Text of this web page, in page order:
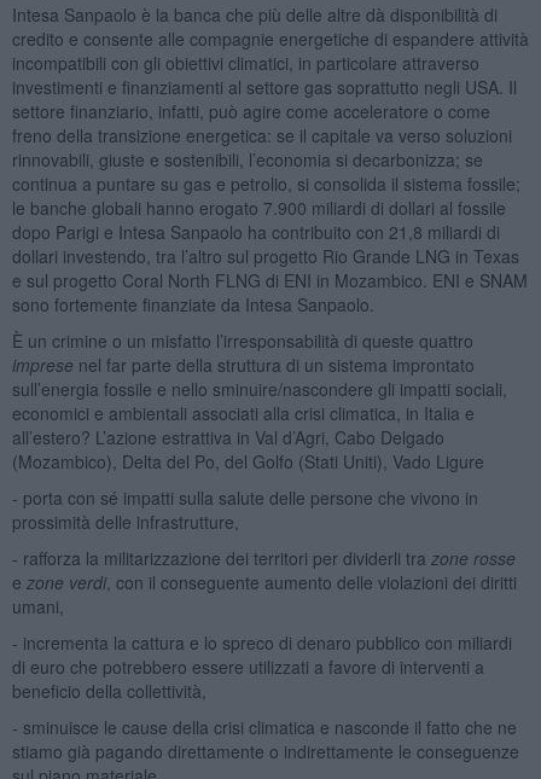
Intesa Sanpaolo è la banca che più delle altre dà disponibilità di
credito e consente alle compagnie energetiche di espandere attività
incompatibili con gli obiettivi climatici, in particolare attraverso
investimenti e finanziamenti al settore gas soprattutto negli USA. Il
settore finanziario, infatti, può agire come acceleratore o come
freno della transizione energetica: se il capitale va verso soluzioni
rinnovabili, giuste e sostenibili, l’economia si decarbonizza; se
continua a puntare su gas e petrolio, si consolida il sistema fossile;
le banche globali hanno erogato 7.900 miliardi di dollari al fossile
dopo Parigi e Intesa Sanpaolo ha contribuito con 21,8 miliardi di
dollari investendo, tra l’altro sul progetto Rio Grande LNG in Texas
e sul progetto Coral North FLNG di ENI in Mozambico. ENI e SNAM
sono fortemente finanziate da Intesa Sanpaolo.
È un crimine o un misfatto l’irresponsabilità di queste quattro
imprese nel far parte della struttura di un sistema improntato
sull’energia fossile e nello sminuire/nascondere gli impatti sociali,
economici e ambientali associati alla crisi climatica, in Italia e
all’estero? L’azione estrattiva in Val d’Agri, Cabo Delgado
(Mozambico), Delta del Po, del Golfo (Stati Uniti), Vado Ligure
- porta con sé impatti sulla salute delle persone che vivono in
prossimità delle infrastrutture,
- rafforza la militarizzazione dei territori per dividerli tra zone rosse
e zone verdi, con il conseguente aumento delle violazioni dei diritti
umani,
- incrementa la cattura e lo spreco di denaro pubblico con miliardi
di euro che potrebbero essere utilizzati a favore di interventi a
beneficio della collettività,
- sminuisce le cause della crisi climatica e nasconde il fatto che ne
stiamo già pagando direttamente o indirettamente le conseguenze